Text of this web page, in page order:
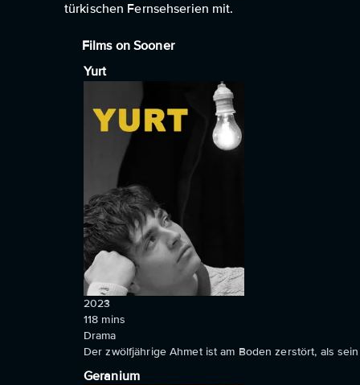
türkischen Fernsehserien mit.
Films on Sooner
Yurt
2023
118 mins
Drama
Der zwölfjährige Ahmet ist am Boden zerstört, als
Geranium